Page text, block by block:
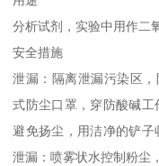
分析试剂，实验中用作二
安全措施
泄漏：隔离泄漏污染区
式防尘口罩，穿防酸碱工
避免扬尘，用洁净的铲
泄漏：喷雾状水控制粉尘